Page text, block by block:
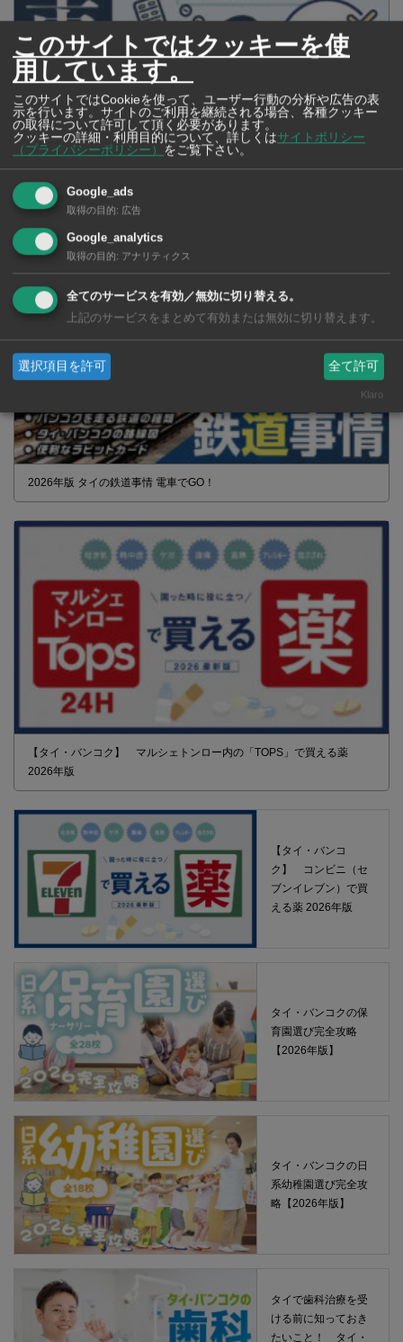
タイの薬いろいろ【タイ・バンコク】 薬局・ドラッグストアで買える
市販薬 2026年最新版！
2026年版 タイの鉄道事情 電車でGO！
【タイ・バンコク】 マルシェトンロー内の「TOPS」で買える薬
2026年版
【タイ・バンコ
ク】 コンビニ（セ
ブンイレブン）で買
える薬 2026年版
タイ・バンコクの保
育園選び完全攻略
【2026年版】
タイ・バンコクの日
系幼稚園選び完全攻
略【2026年版】
タイで歯科治療を受
ける前に知っておき
たいこと！ タイ・
このサイトではクッキーを使
用しています。
このサイトではCookieを使って、ユーザー行動の分析や広告の表
示を行います。サイトのご利用を継続される場合、各種クッキー
の取得について許可して頂く必要があります。
クッキーの詳細・利用目的について、詳しくはサイトポリシー
（プライバシーポリシー）
をご覧下さい。
Google_ads
取得の目的: 広告
Google_analytics
取得の目的: アナリティクス
全てのサービスを有効／無効に切り替える。
上記のサービスをまとめて有効または無効に切り替えます。
選択項目を許可 全て許可
Klaro